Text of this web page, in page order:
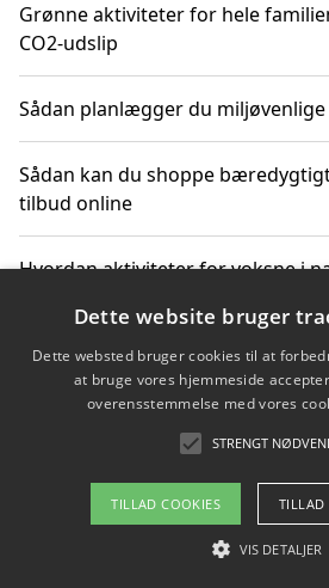
Grønne aktiviteter for hele
CO2-udslip
Sådan planlægger du
Sådan kan du shoppe
tilbud online
Hvordan aktiviteter for voksne i
Sådan planlægger du dine
reduktion
Copyright 2026 -
Om / kontakt
Dette website bruger
Dette websted bruger cookies til at
at bruge vores hjemmeside
overensstemmelse med vores
STRENGT
TILLAD COOKIES TILLAD
VIS DETALJER